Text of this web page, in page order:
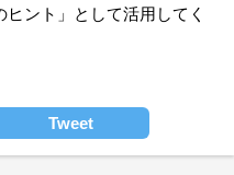
ント」として活用してく
Tweet